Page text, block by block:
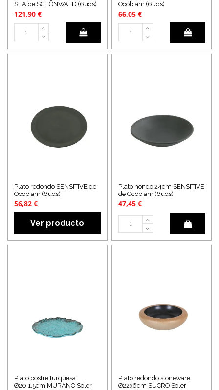
SEA de SCHÖNWALD (6uds)
121,90 €
Ocobiam (6uds)
66,05 €
Plato redondo SENSITIVE de
Ocobiam (6uds)
56,82 €
Ver producto
Plato hondo 24cm SENSITIVE
de Ocobiam (6uds)
47,45 €
Plato postre turquesa
Ø20,1,5cm MURANO Soler
Plato redondo stoneware
Ø22x6cm SUCRO Soler